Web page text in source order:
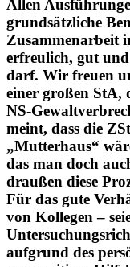
Allen
grundsätzliche
Zusammenarbeit
erfreulich, gut
darf. Wir freuen
einer großen StA,
NS-
meint, dass die
„Mutterhaus“
das man doch
draußen diese
Für das gute
von Kollegen –